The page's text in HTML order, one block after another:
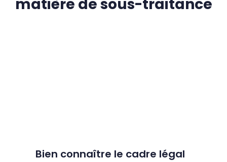
matière de sous-traitance
Bien connaître le cadre légal